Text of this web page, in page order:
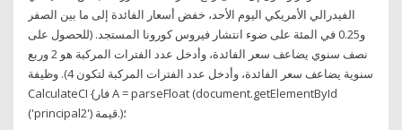
الفيدرالي الأمريكي اليوم الأحد، خفض أسعار الفائدة إلى ما بين الصفر
و0.25 في المئة على ضوء انتشار فيروس كورونا المستجد. (للحصول على
نصف سنوي يضاعف سعر الفائدة، وأدخل عدد الفترات المركبة هو 2 وربع
سنوية يضاعف سعر الفائدة، وأدخل عدد الفترات المركبة لتكون 4). وظيفة
CalculateCI {فار A = parseFloat (document.getElementById
('principal2') قيمة.)؛